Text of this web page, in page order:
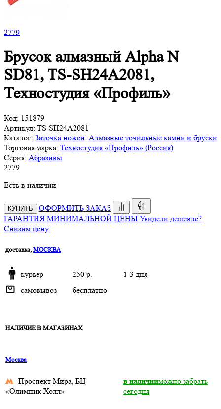
2779
Брусок алмазный Alpha N
SD81, TS-SH24A2081,
Техностудия «Профиль»
Код: 151879
Артикул: TS-SH24A2081
Каталог: Заточка ножей Алмазные точильные камни и бруски
Торговая марка: Техностудия «Профиль» (Россия)
Серия: Абразивы
2779
Есть в наличии
КУПИТЬ
ОФОРМИТЬ ЗАКАЗ
ГАРАНТИЯ МИНИМАЛЬНОЙ ЦЕНЫ Увидели дешевле?
Снизим цену.
доставка, МОСКВА
курьер 250 р.
1-3 дня
самовывоз
бесплатно
НАЛИЧИЕ В МАГАЗИНАХ
Москва
Проспект Мира, БЦ
«Олимпик Холл»
в наличииможно забрать
сегодня